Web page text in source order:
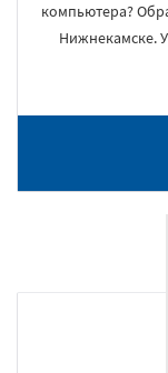
компьютера?
Нижнекамске.